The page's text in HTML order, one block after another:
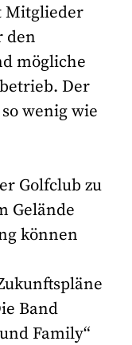
Mitglieder
den
mögliche
Der
wenig wie
Golfclub zu
Gelände
können
Band
Family“